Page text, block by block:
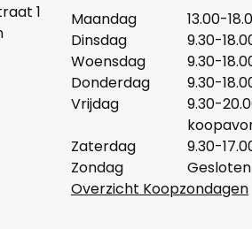
1
Maandag
13.00-
Dinsdag
9.30-
Woensdag
9.30-
Donderdag
9.30-
Vrijdag
9.30-
Zaterdag
9.30-
Zondag
Gesloten
Overzicht Koopzondagen